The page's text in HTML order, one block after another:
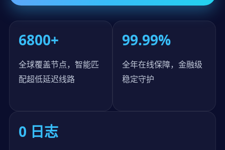
6800+
全球覆盖节点，智能匹
配超低延迟线路
99.99%
全年在线保障，金融级
稳定守护
0 日志